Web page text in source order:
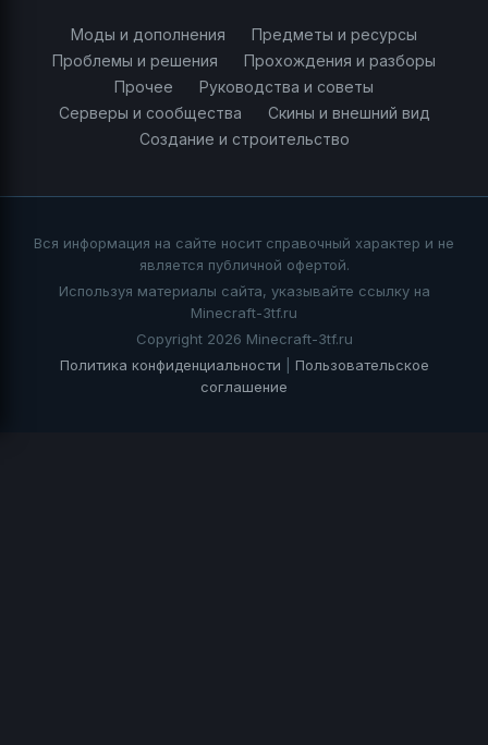
Моды и дополнения
Предметы и ресурсы
Проблемы и решения
Прохождения и разборы
Прочее
Руководства и советы
Серверы и сообщества
Скины и внешний вид
Создание и строительство
Вся информация на сайте носит справочный характер и не
является публичной офертой.
Используя материалы сайта, указывайте ссылку на
Minecraft-3tf.ru
Copyright 2026 Minecraft-3tf.ru
Политика конфиденциальности
Пользовательское
соглашение